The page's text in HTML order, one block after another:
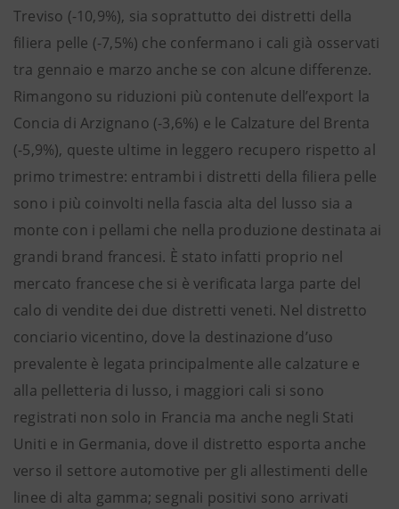
Treviso (-10,9%), sia soprattutto dei distretti della
filiera pelle (-7,5%) che confermano i cali già osservati
tra gennaio e marzo anche se con alcune differenze.
Rimangono su riduzioni più contenute dell’export la
Concia di Arzignano (-3,6%) e le Calzature del Brenta
(-5,9%), queste ultime in leggero recupero rispetto al
primo trimestre: entrambi i distretti della filiera pelle
sono i più coinvolti nella fascia alta del lusso sia a
monte con i pellami che nella produzione destinata ai
grandi brand francesi. È stato infatti proprio nel
mercato francese che si è verificata larga parte del
calo di vendite dei due distretti veneti. Nel distretto
conciario vicentino, dove la destinazione d’uso
prevalente è legata principalmente alle calzature e
alla pelletteria di lusso, i maggiori cali si sono
registrati non solo in Francia ma anche negli Stati
Uniti e in Germania, dove il distretto esporta anche
verso il settore automotive per gli allestimenti delle
linee di alta gamma; segnali positivi sono arrivati